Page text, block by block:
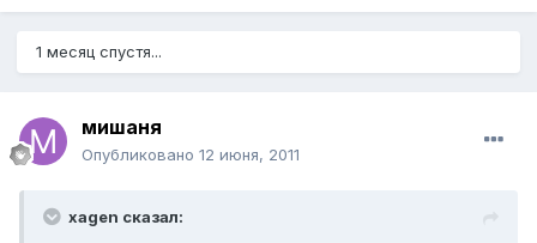
1 месяц спустя...
мишаня
Опубликовано 12 июня, 2011
xagen сказал: